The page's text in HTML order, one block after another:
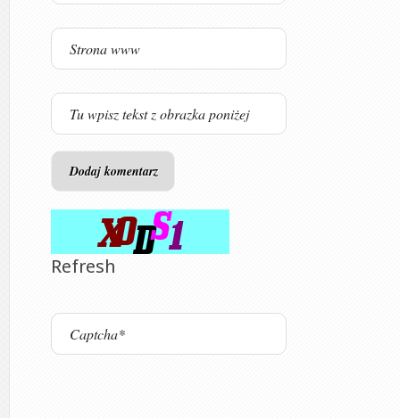
Refresh